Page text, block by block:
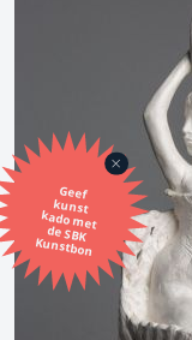
Geef
kunst
kado met
de SBK
Kunstbon